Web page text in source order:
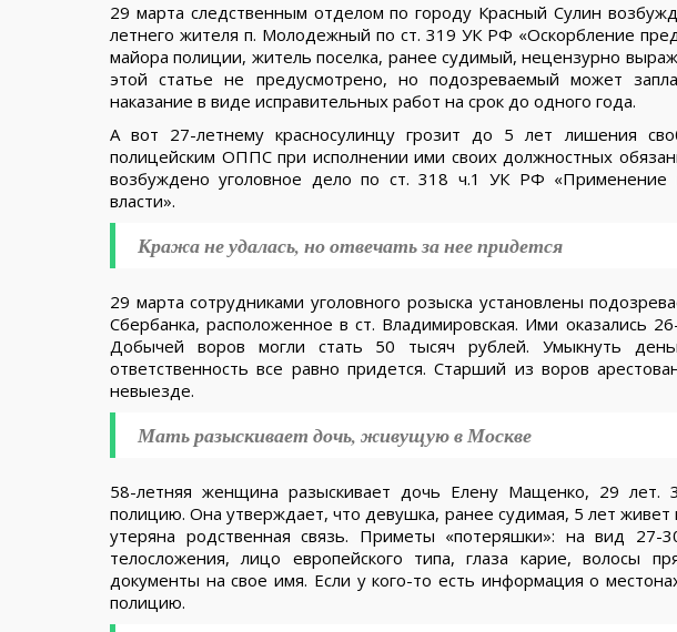
29 марта следственным отделом по городу Красный Сулин
летнего жителя п. Молодежный по ст. 319 УК РФ «Оскорбление
майора полиции, житель поселка, ранее судимый, нецензурно
этой статье не предусмотрено, но подозреваемый может
наказание в виде исправительных работ на срок до одного года.
А вот 27-летнему красносулинцу грозит до 5 лет лишения
полицейским ОППС при исполнении ими своих должностных
возбуждено уголовное дело по ст. 318 ч.1 УК РФ «Применение
власти».
Кража не удалась, но отвечать за нее придется
29 марта сотрудниками уголовного розыска установлены
Сбербанка, расположенное в ст. Владимировская. Ими оказались
Добычей воров могли стать 50 тысяч рублей. Умыкнуть
ответственность все равно придется. Старший из воров
невыезде.
Мать разыскивает дочь, живущую в Москве
58-летняя женщина разыскивает дочь Елену Мащенко, 29 лет.
полицию. Она утверждает, что девушка, ранее судимая, 5 лет
утеряна родственная связь. Приметы «потеряшки»: на вид
телосложения, лицо европейского типа, глаза карие, волосы
документы на свое имя. Если у кого-то есть информация о
полицию.